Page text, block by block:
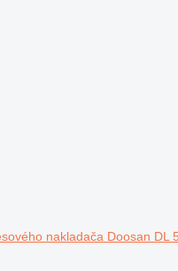
nakladača Doosan DL